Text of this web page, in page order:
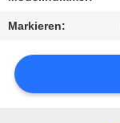
PRIVACY
POLICY
Markieren: